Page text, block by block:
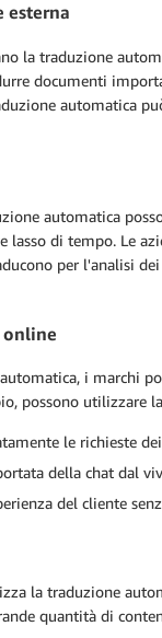
esterna
la traduzione
documenti
automatica
automatica
lasso di tempo. Le
per l'analisi
i marchi
possono utilizzare
le richieste
della chat dal
del cliente
la traduzione
quantità di